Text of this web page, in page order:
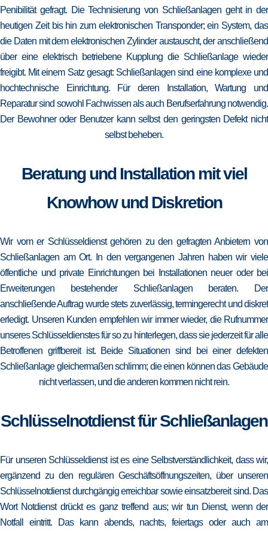
Penibilität gefragt. Die Technisierung von Schließanlagen geht in der
heutigen Zeit bis hin zum elektronischen Transponder; ein System, das
die Daten mit dem elektronischen Zylinder austauscht, der anschließend
über eine elektrisch betriebene Kupplung die Schließanlage wieder
freigibt. Mit einem Satz gesagt: Schließanlagen sind eine komplexe und
hochtechnische Einrichtung. Für deren Installation, Wartung und
Reparatur sind sowohl Fachwissen als auch Berufserfahrung notwendig.
Der Bewohner oder Benutzer kann selbst den geringsten Defekt nicht
selbst beheben.
Beratung und Installation mit viel
Knowhow und Diskretion
Wir vom er Schlüsseldienst gehören zu den gefragten Anbietern von
Schließanlagen am Ort. In den vergangenen Jahren haben wir viele
öffentliche und private Einrichtungen bei Installationen neuer oder bei
Erweiterungen bestehender Schließanlagen beraten. Der
anschließende Auftrag wurde stets zuverlässig, termingerecht und diskret
erledigt. Unseren Kunden empfehlen wir immer wieder, die Rufnummer
unseres Schlüsseldienstes für so zu hinterlegen, dass sie jederzeit für alle
Betroffenen griffbereit ist. Beide Situationen sind bei einer defekten
Schließanlage gleichermaßen schlimm; die einen können das Gebäude
nicht verlassen, und die anderen kommen nicht rein.
Schlüsselnotdienst für Schließanlagen
Für unseren Schlüsseldienst ist es eine Selbstverständlichkeit, dass wir,
ergänzend zu den regulären Geschäftsöffnungszeiten, über unseren
Schlüsselnotdienst durchgängig erreichbar sowie einsatzbereit sind. Das
Wort Notdienst drückt es ganz treffend aus; wir tun Dienst, wenn der
Notfall eintritt. Das kann abends, nachts, feiertags oder auch am